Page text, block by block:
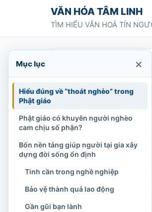
Chuyển tới nội dungVĂN HÓA TÂM LINH
TÌM HIỂU VĂN HOÁ TÍN
Để thoát
Để thoát
giáo
Tìm hiểu cách
tiết chế và sẻ chia
Nghèo khó trước hết
thực, nơi ở hoặc điều
Mục lục ×
Hiểu đúng về “thoát nghèo” trong
Phật giáo
Phật giáo có khuyên người nghèo
cam chịu số phận?
Bốn nền tảng giúp người tại gia xây
dựng đời sống ổn định
Tinh cần trong nghề nghiệp
Bảo vệ thành quả lao động
Gần gũi bạn lành